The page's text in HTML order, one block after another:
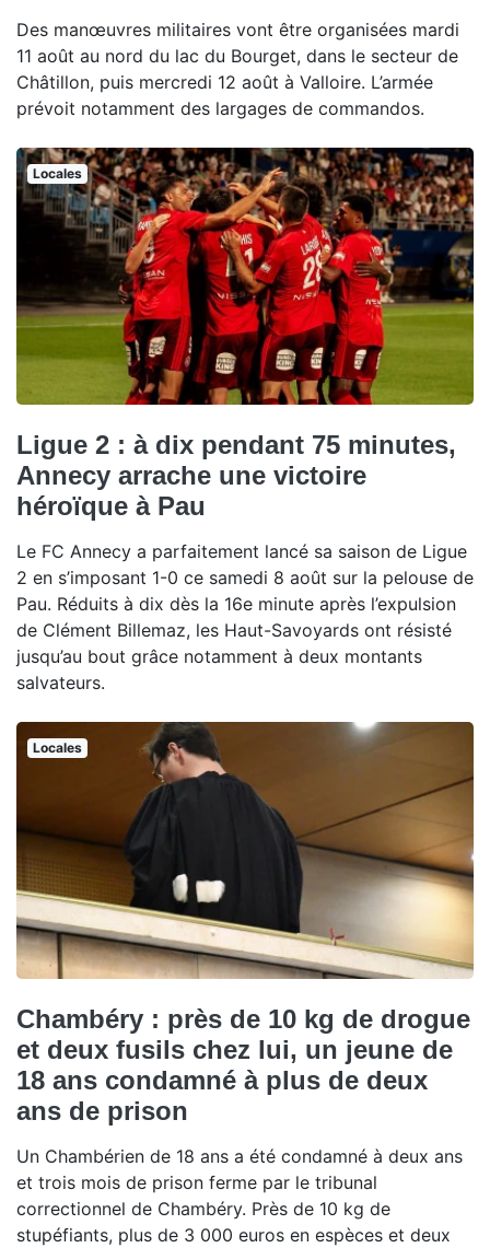
Des manœuvres militaires vont être organisées mardi
11 août au nord du lac du Bourget, dans le secteur de
Châtillon, puis mercredi 12 août à Valloire. L’armée
prévoit notamment des largages de commandos.
Locales
Ligue 2 : à dix pendant 75 minutes,
Annecy arrache une victoire
héroïque à Pau
Le FC Annecy a parfaitement lancé sa saison de Ligue
2 en s’imposant 1-0 ce samedi 8 août sur la pelouse de
Pau. Réduits à dix dès la 16e minute après l’expulsion
de Clément Billemaz, les Haut-Savoyards ont résisté
jusqu’au bout grâce notamment à deux montants
salvateurs.
Locales
Chambéry : près de 10 kg de drogue
et deux fusils chez lui, un jeune de
18 ans condamné à plus de deux
ans de prison
Un Chambérien de 18 ans a été condamné à deux ans
et trois mois de prison ferme par le tribunal
correctionnel de Chambéry. Près de 10 kg de
stupéfiants, plus de 3 000 euros en espèces et deux